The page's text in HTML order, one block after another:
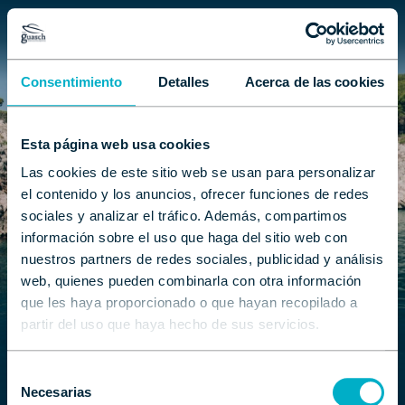
Consentimiento Detalles Acerca de las cookies
Esta página web usa cookies
Las cookies de este sitio web se usan para personalizar
el contenido y los anuncios, ofrecer funciones de redes
sociales y analizar el tráfico. Además, compartimos
información sobre el uso que haga del sitio web con
nuestros partners de redes sociales, publicidad y análisis
web, quienes pueden combinarla con otra información
que les haya proporcionado o que hayan recopilado a
partir del uso que haya hecho de sus servicios.
Necesarias